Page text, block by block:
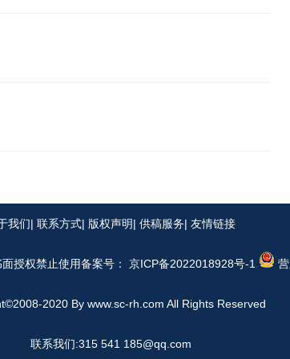
我们| 联系方式| 版权声明| 供稿服务| 友情链接
授权禁止使用备案号： 京ICP备2022018928号-1
2020 By www.sc-rh.com All Rights Reserved
联系我们:315 541 185@qq.com